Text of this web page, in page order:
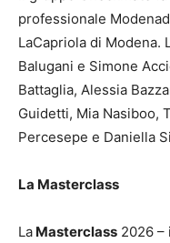
professionale
LaCapriola di Modena.
Balugani e Simone
Battaglia, Alessia
Guidetti, Mia Nasiboo,
Percesepe e Daniella
La Masterclass
La Masterclass 2026 –